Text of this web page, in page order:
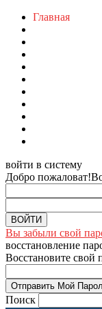
Главная
войти в систему
Добро пожаловат!
Вы забыли свой
восстановление
Восстановите свой
Поиск